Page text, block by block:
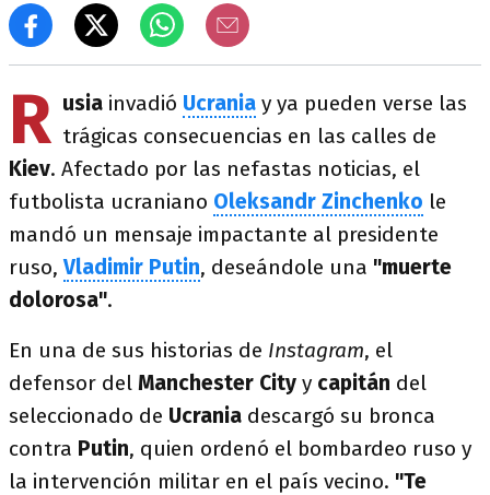
R usia invadió Ucrania y ya pueden verse las
trágicas consecuencias en las calles de
Kiev. Afectado por las nefastas noticias, el
futbolista ucraniano Oleksandr Zinchenko le
mandó un mensaje impactante al presidente
ruso,Vladimir Putin, deseándole una "muerte
dolorosa".
En una de sus historias de Instagram, el
defensor del Manchester City y capitán del
seleccionado de Ucrania descargó su bronca
contra Putin, quien ordenó el bombardeo ruso y
la intervención militar en el país vecino. "Te